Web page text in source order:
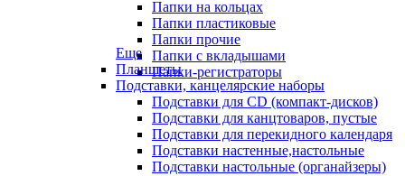
Папки на кольцах
Папки пластиковые
Папки прочие
Папки с вкладышами
Папки-регистраторы
Еще
Планшеты
Подставки, канцелярские наборы
Подставки для CD (компакт-дисков)
Подставки для канцтоваров, пустые
Подставки для перекидного календаря
Подставки настенные,настольные
Подставки настольные (органайзеры)